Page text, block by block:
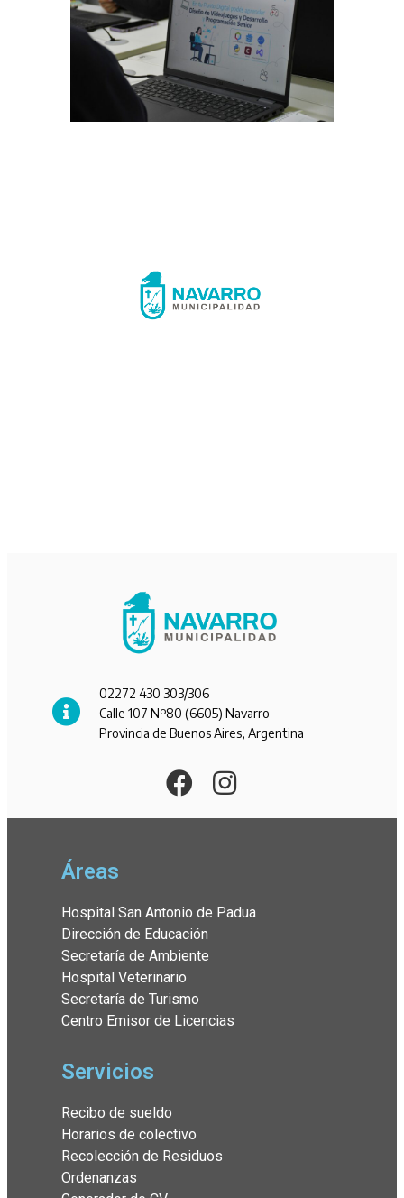
02272 430 303/306
Calle 107 Nº80 (6605) Navarro
Provincia de Buenos Aires, Argentina
Áreas
Hospital San Antonio de Padua
Dirección de Educación
Secretaría de Ambiente
Hospital Veterinario
Secretaría de Turismo
Centro Emisor de Licencias
Servicios
Recibo de sueldo
Horarios de colectivo
Recolección de Residuos
Ordenanzas